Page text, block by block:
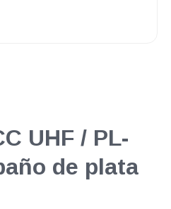
UHF / PL-
de plata